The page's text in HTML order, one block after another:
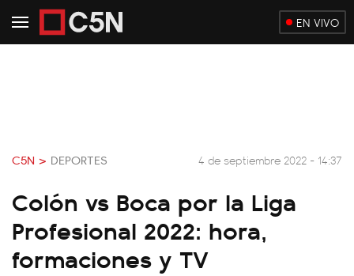
EN VIVO
C5N > DEPORTES 4 de septiembre 2022 - 14:37
Colón vs Boca por la Liga
Profesional 2022: hora,
formaciones y TV